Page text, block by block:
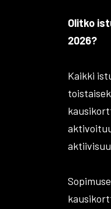
Olitko
2026?
Kaikki